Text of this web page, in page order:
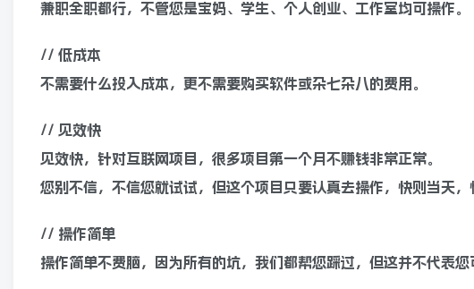
兼职全职都行，不管您是宝妈、学生、个人创业、工作室均可操作。
// 低成本
不需要什么投入成本，更不需要购买软件或杂七杂八的费用。
// 见效快
见效快，针对互联网项目，很多项目第一个月不赚钱非常正常。
您别不信，不信您就试试，但这个项目只要认真去操作，快则当天
// 操作简单
操作简单不费脑，因为所有的坑，我们都帮您踩过，但这并不代表您